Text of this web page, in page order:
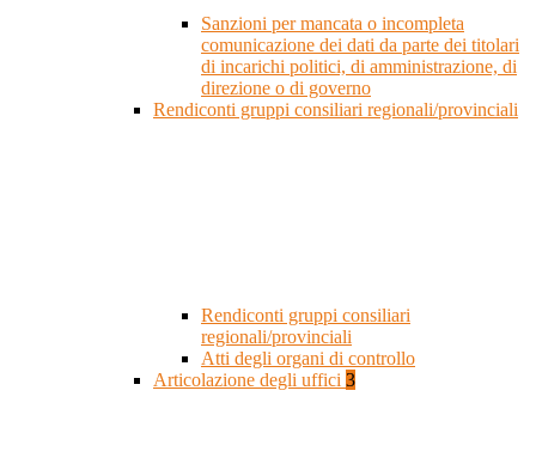
Sanzioni per mancata o incompleta
comunicazione dei dati da parte dei titolari
di incarichi politici, di amministrazione, di
direzione o di governo
Rendiconti gruppi consiliari regionali/provinciali
Rendiconti gruppi consiliari
regionali/provinciali
Atti degli organi di controllo
Articolazione degli uffici 3